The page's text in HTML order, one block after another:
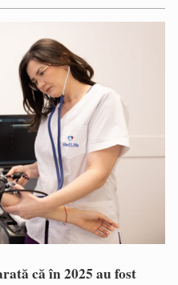
că în 2025 au fost